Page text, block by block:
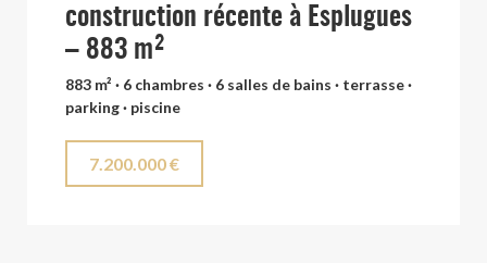
construction récente à Esplugues
– 883 m²
883 m² · 6 chambres · 6 salles de bains · terrasse ·
parking · piscine
7.200.000 €